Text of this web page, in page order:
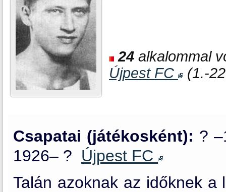
24 alkalommal
Újpest FC
(1.-
Csapatai (játékosként): ?
1926– ? Újpest FC
Talán azoknak az időknek